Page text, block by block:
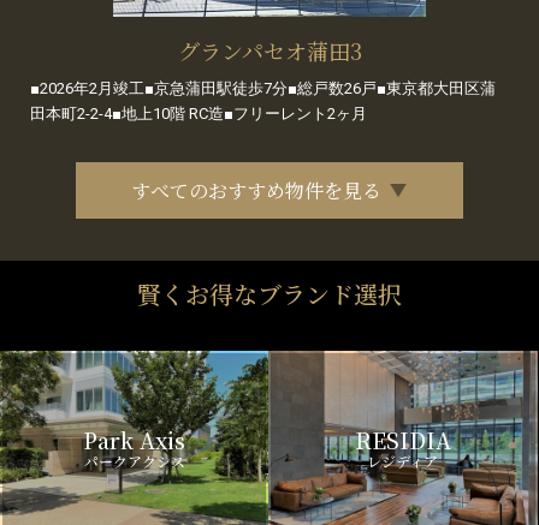
グランパセオ蒲田3
■2026年2月竣工■京急蒲田駅徒歩7分■総戸数26戸■東京都大田区蒲
田本町2-2-4■地上10階 RC造■フリーレント2ヶ月
すべてのおすすめ物件を見る
賢くお得なブランド選択
Park Axis
パークアクシス
RESIDIA
レジディア